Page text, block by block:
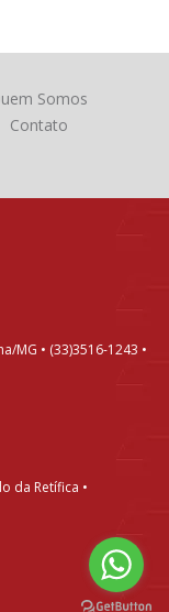
Somos
Contato
MG • (33)3516-1243 •
da Retífica •